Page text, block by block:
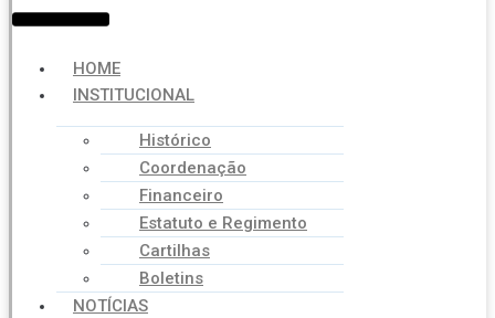
HOME
INSTITUCIONAL
Histórico
Coordenação
Financeiro
Estatuto e Regimento
Cartilhas
Boletins
NOTÍCIAS